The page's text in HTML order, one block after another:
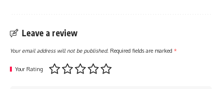
Leave a review
Your email address will not be published. Required fields are marked *
Your Rating